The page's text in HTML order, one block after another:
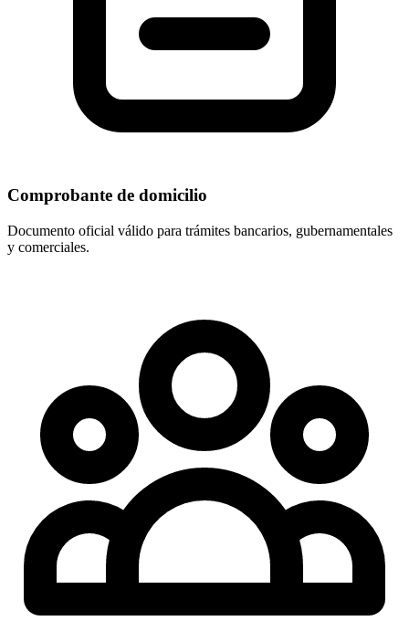
Comprobante de domicilio
Documento oficial válido para trámites bancarios, gubernamentales
y comerciales.